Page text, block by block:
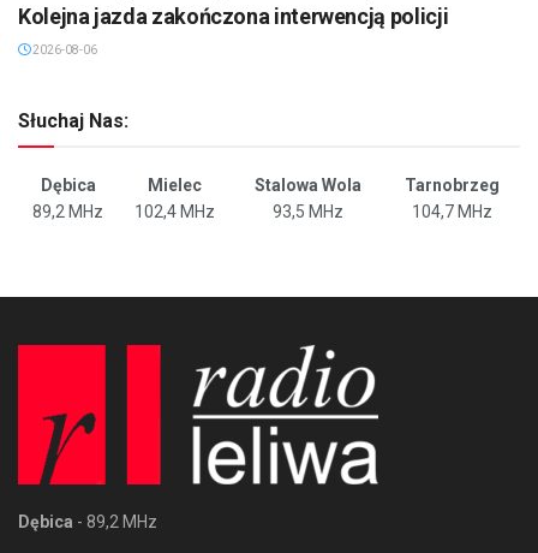
Kolejna jazda zakończona interwencją policji
2026-08-06
Słuchaj Nas:
Dębica Mielec Stalowa Wola
Tarnobrzeg
89,2 MHz
102,4 MHz 93,5 MHz 104,7 MHz
Dębica - 89,2 MHz